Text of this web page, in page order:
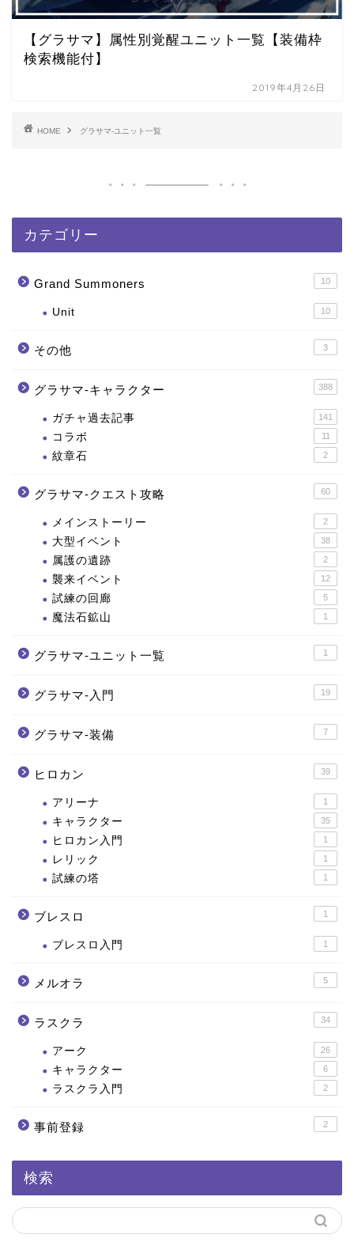
【グラサマ】属性別覚醒ユニット一覧【装備枠
検索機能付】
2019年4月26日
HOME グラサマ-ユニット一覧
カテゴリー
Grand Summoners 10
Unit 10
その他 3
グラサマ-キャラクター 388
ガチャ過去記事 141
コラボ 11
紋章石 2
グラサマ-クエスト攻略 60
メインストーリー 2
大型イベント 38
属護の遺跡 2
襲来イベント 12
試練の回廊 5
魔法石鉱山 1
グラサマ-ユニット一覧 1
グラサマ-入門 19
グラサマ-装備 7
ヒロカン 39
アリーナ 1
キャラクター 35
ヒロカン入門 1
レリック 1
試練の塔 1
ブレスロ 1
ブレスロ入門 1
メルオラ 5
ラスクラ 34
アーク 26
キャラクター 6
ラスクラ入門 2
事前登録 2
検索